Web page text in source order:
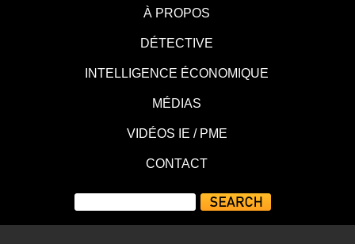
À PROPOS
DÉTECTIVE
INTELLIGENCE ÉCONOMIQUE
MÉDIAS
VIDÉOS IE / PME
CONTACT